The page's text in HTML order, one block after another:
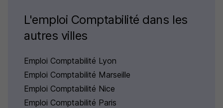
L'emploi Comptabilité dans les
autres villes
Emploi Comptabilité Lyon
Emploi Comptabilité Marseille
Emploi Comptabilité Nice
Emploi Comptabilité Paris